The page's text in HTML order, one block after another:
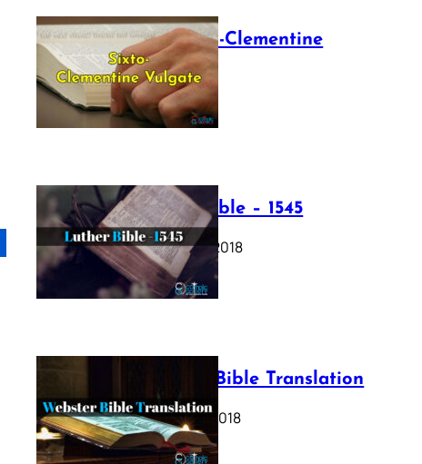
The Sixto-Clementine
Vulgate
July 12, 2025
Luther Bible – 1545
October 17, 2018
Webster Bible Translation
October 11, 2018